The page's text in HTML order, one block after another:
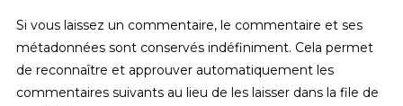
Si vous laissez un commentaire, le commentaire et ses
métadonnées sont conservés indéfiniment. Cela permet
de reconnaître et approuver automatiquement les
commentaires suivants au lieu de les laisser dans la file de